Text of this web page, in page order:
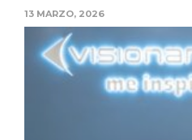
13 MARZO, 2026